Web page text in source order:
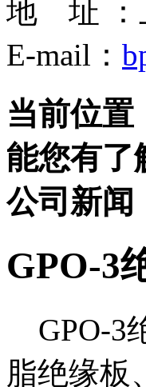
地 址 ：
E-mail：
当前位置
能您有了
公司新闻
GPO-3
GPO-3
脂绝缘板